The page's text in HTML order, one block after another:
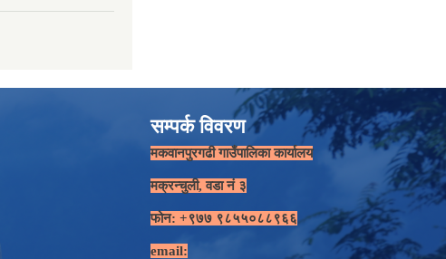
सम्पर्क विवरण
मकवानपुरगढी गाउँपालिका कार्यालय
मक्रन्चुली, वडा नं ३
फोन: +९७७ ९८५५०८८९६६
email: